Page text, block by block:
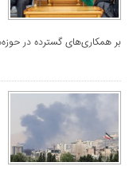
بر همکاری‌های گسترده در